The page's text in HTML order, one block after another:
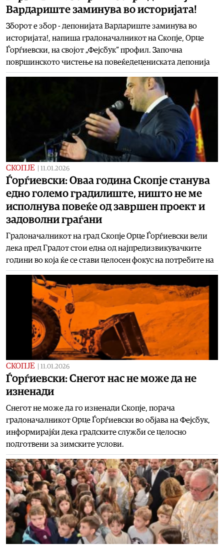
Вардариште заминува во историјата!
Зборот е збор - депонијата Вардариште заминува во
историјата!, напиша градоначалникот на Скопје, Орце
Ѓорѓиевски, на својот „Фејсбук“ профил. Започна
површинското чистење на повеќедецениската депонија
СКОПЈЕ 11.01.2026
Ѓорѓиевски: Оваа година Скопје станува
едно големо градилиште, ништо не ме
исполнува повеќе од завршен проект и
задоволни граѓани
Градоначалникот на град Скопје Орце Ѓорѓиевски вели
дека пред Градот стои една од најпредизвикувачките
години во која ќе се стави целосен фокус на потребите на
СКОПЈЕ 11.01.2026
Ѓорѓиевски: Снегот нас не може да не
изненади
Снегот не може да го изненади Скопје, порача
градоначалникот Орце Ѓорѓиевски во објава на Фејсбук,
информирајќи дека градските служби се целосно
подготвени за зимските услови.